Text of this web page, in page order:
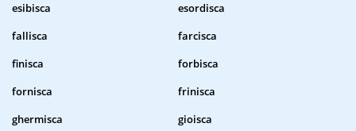
esibisca
esordisca
fallisca
farcisca
finisca
forbisca
fornisca
frinisca
ghermisca
gioisca